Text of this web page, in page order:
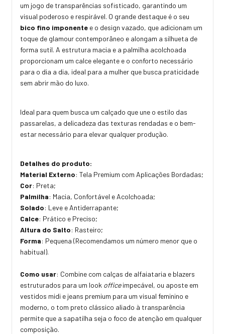
um jogo de transparências sofisticado, garantindo um
visual poderoso e respirável. O grande destaque é o seu
bico fino imponente e o design vazado, que adicionam um
toque de glamour contemporâneo e alongam a silhueta de
forma sutil. A estrutura macia e a palmilha acolchoada
proporcionam um calce elegante e o conforto necessário
para o dia a dia, ideal para a mulher que busca praticidade
sem abrir mão do luxo.
Ideal para quem busca um calçado que une o estilo das
passarelas, a delicadeza das texturas rendadas e o bem-
estar necessário para elevar qualquer produção.
Detalhes do produto:
Material Externo: Tela Premium com Aplicações Bordadas;
Cor: Preta;
Palmilha: Macia, Confortável e Acolchoada;
Solado: Leve e Antiderrapante;
Calce: Prático e Preciso;
Altura do Salto: Rasteiro;
Forma: Pequena (Recomendamos um número menor que o
habitual).
Como usar: Combine com calças de alfaiataria e blazers
estruturados para um look officeimpecável, ou aposte em
vestidos midi e jeans premium para um visual feminino e
moderno, o tom preto clássico aliado à transparência
permite que a sapatilha seja o foco de atenção em qualquer
composição.